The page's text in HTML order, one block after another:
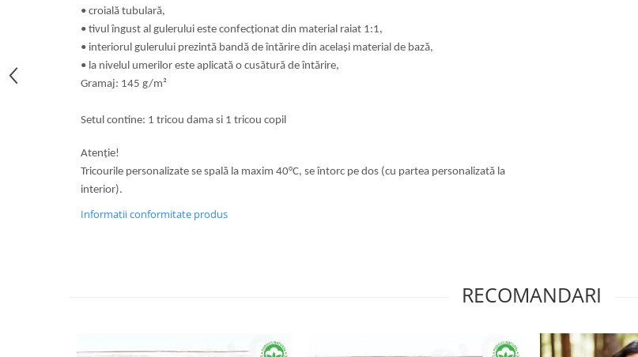
• croială tubulară,
• tivul îngust al gulerului este confecționat din material raiat 1:1,
• interiorul gulerului prezintă bandă de întărire din același material de bază,
• la nivelul umerilor este aplicată o cusătură de întărire,
Gramaj: 145 g/m²
Setul contine: 1 tricou dama si 1 tricou copil
Atenție!
Tricourile personalizate se spală la maxim 40°C, se întorc pe dos (cu partea personalizată la
interior).
Informatii conformitate produs
RECOMANDARI